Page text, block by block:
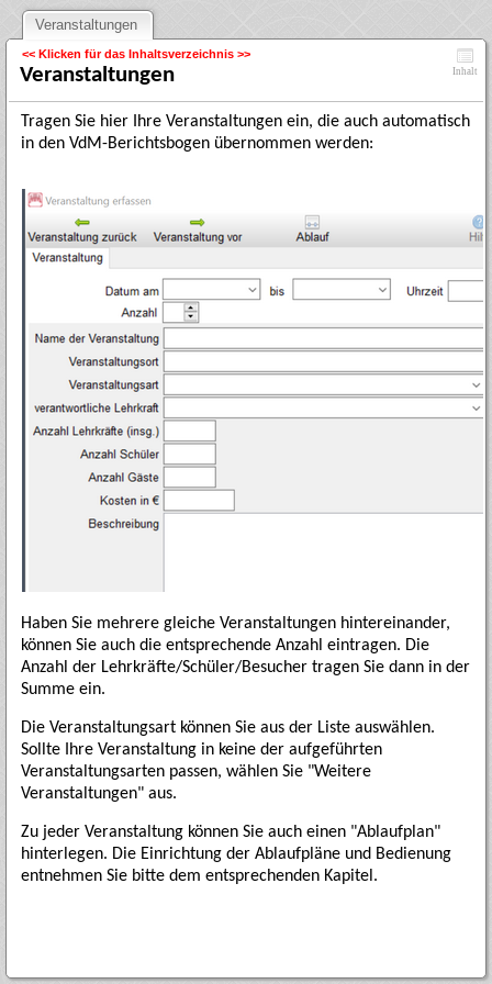
Veranstaltungen
<< Klicken für das Inhaltsverzeichnis >>
Veranstaltungen Inhalt
Tragen Sie hier Ihre Veranstaltungen ein, die auch automatisch
in den VdM-Berichtsbogen übernommen werden:
Haben Sie mehrere gleiche Veranstaltungen hintereinander,
können Sie auch die entsprechende Anzahl eintragen. Die
Anzahl der Lehrkräfte/Schüler/Besucher tragen Sie dann in der
Summe ein.
Die Veranstaltungsart können Sie aus der Liste auswählen.
Sollte Ihre Veranstaltung in keine der aufgeführten
Veranstaltungsarten passen, wählen Sie "Weitere
Veranstaltungen" aus.
Zu jeder Veranstaltung können Sie auch einen "Ablaufplan"
hinterlegen. Die Einrichtung der Ablaufpläne und Bedienung
entnehmen Sie bitte dem entsprechenden Kapitel.